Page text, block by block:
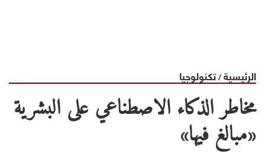
الرئيسية/تكنولوجيا
مخاطر الذكاء الاصطناعي على البشرية
«مبالغ فيها»